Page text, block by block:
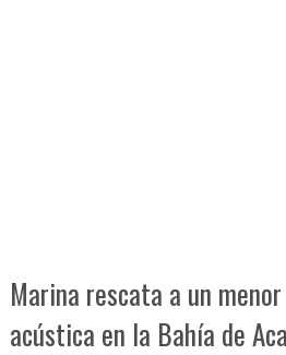
Marina rescata a un
acústica en la Bahía de